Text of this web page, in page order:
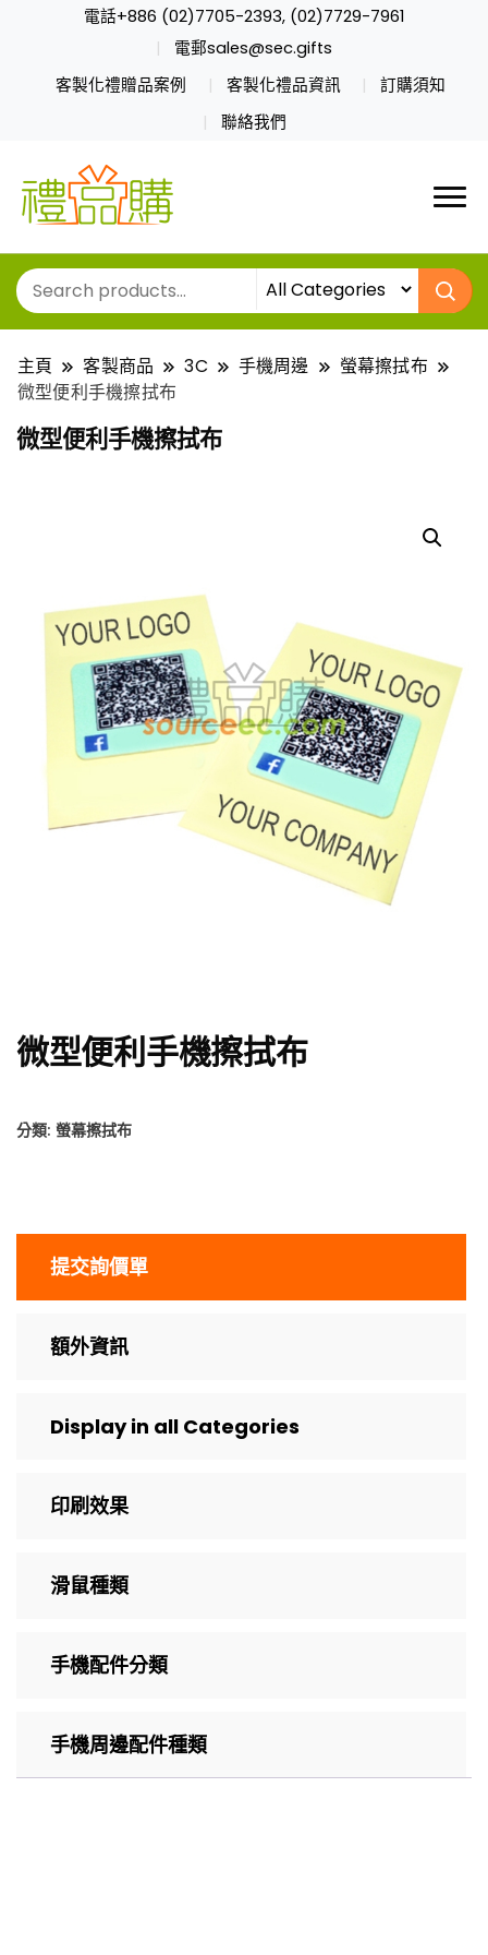
電話+886 (02)7705-2393, (02)7729-7961
電郵sales@sec.gifts
客製化禮贈品案例
客製化禮品資訊
訂購須知
聯絡我們
主頁 客製商品 3C 手機周邊
螢幕擦拭布
微型便利手機擦拭布
微型便利手機擦拭布
微型便利手機擦拭布
分類: 螢幕擦拭布
提交詢價單
額外資訊
Display in all Categories
印刷效果
滑鼠種類
手機配件分類
手機周邊配件種類